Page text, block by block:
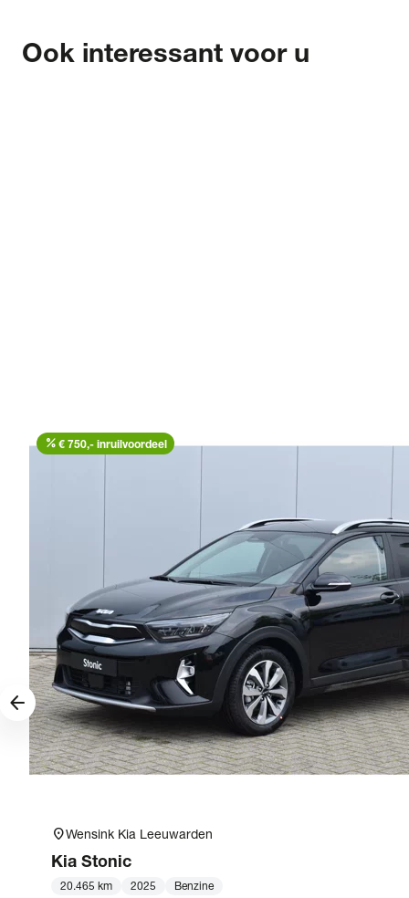
Ook interessant voor u
percent € 750,- inruilvoordeel
location_onWensink Kia Leeuwarden
Kia Stonic
20.465 km 2025 Benzine
arrow_forward